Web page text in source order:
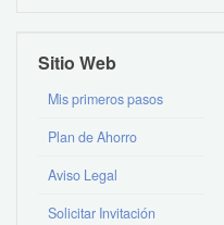
Sitio Web
Mis primeros pasos
Plan de Ahorro
Aviso Legal
Solicitar Invitación